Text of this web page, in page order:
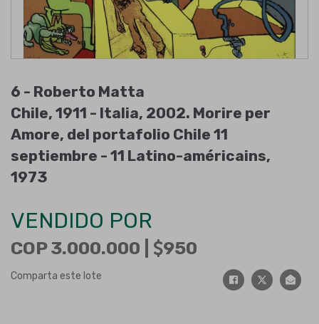
6 - Roberto Matta
Chile, 1911 - Italia, 2002. Morire per
Amore, del portafolio Chile 11
septiembre - 11 Latino-américains,
1973
VENDIDO POR
COP 3.000.000 | 950
Comparta este lote